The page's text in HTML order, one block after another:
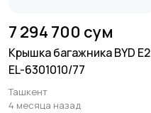
7 294 700 сум
Крышка багажника BYD E2
EL-6301010/77
Ташкент
4 месяца назад